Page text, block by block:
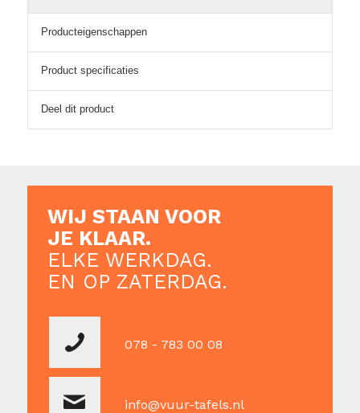
Producteigenschappen
Product specificaties
Deel dit product
WIJ STAAN VOOR
JE KLAAR.
ELKE WERKDAG.
EN OP ZATERDAG.
078 - 783 00 08
info@vuur-tafels.nl